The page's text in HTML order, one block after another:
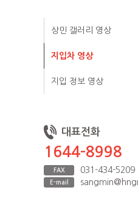
상민 갤러리 영상
지입차 영상
지입 정보 영상
대표전화
1644-8998
FAX 031-434-5209
E-mail